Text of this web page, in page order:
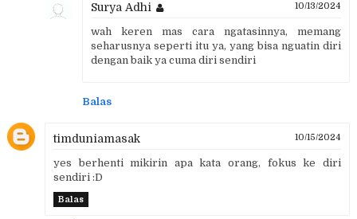
Surya Adhi 10/13/2024
wah keren mas cara ngatasinnya, memang
seharusnya seperti itu ya, yang bisa nguatin diri
dengan baik ya cuma diri sendiri
Balas
timduniamasak 10/15/2024
yes berhenti mikirin apa kata orang, fokus ke diri
sendiri :D
Balas